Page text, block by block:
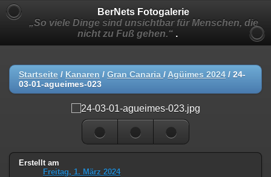
BerNets Fotogalerie
„So viele Dinge sind unsichtbar für Menschen, die
nicht zu Fuß gehen.“ .
Startseite / Kanaren / Gran Canaria / Agüimes 2024 / 24-
03-01-agueimes-023
Erstellt am
Freitag, 1. März 2024